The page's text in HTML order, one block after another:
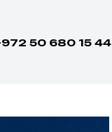
50 680 15 44